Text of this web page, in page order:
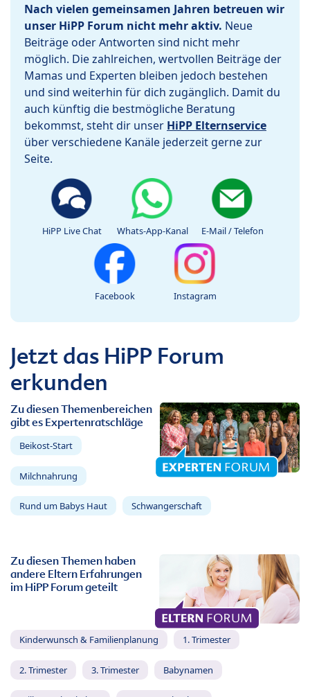
Nach vielen gemeinsamen Jahren betreuen wir
unser HiPP Forum nicht mehr aktiv. Neue
Beiträge oder Antworten sind nicht mehr
möglich. Die zahlreichen, wertvollen Beiträge der
Mamas und Experten bleiben jedoch bestehen
und sind weiterhin für dich zugänglich. Damit du
auch künftig die bestmögliche Beratung
bekommst, steht dir unser HiPP Elternservice
über verschiedene Kanäle jederzeit gerne zur
Seite.
HiPP Live Chat Whats-App-Kanal E-Mail / Telefon
Facebook Instagram
Jetzt das HiPP Forum
erkunden
Zu diesen Themenbereichen
gibt es Expertenratschläge
Beikost-Start
Milchnahrung
Rund um Babys Haut Schwangerschaft
Zu diesen Themen haben
andere Eltern Erfahrungen
im HiPP Forum geteilt
Kinderwunsch & Familienplanung 1. Trimester
2. Trimester 3. Trimester Babynamen